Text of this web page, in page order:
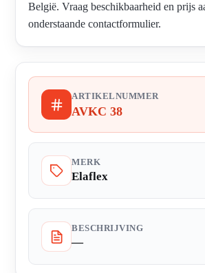
België. Vraag beschikbaarheid en prijs
onderstaande contactformulier.
ARTIKELNUMMER
AVKC 38
MERK
Elaflex
BESCHRIJVING
—